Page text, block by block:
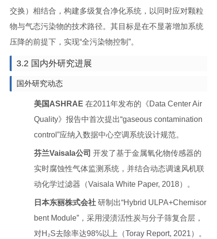
交换）相结合，构建多级复合净化系统，以同时应对颗粒
物与气态污染物的技术路径。其目标是在不显著增加系统
压降的前提下，实现“全污染物控制”。
3.2 国内外研究进展
国外研究动态
美国ASHRAE 在2011年发布的《Data Center Air
Quality》报告中首次提出“gaseous contamination
control”应纳入数据中心空调系统设计规范。
芬兰Vaisala公司 开发了基于金属氧化物传感器的
实时腐蚀性气体监测系统，并结合动态调速风机联
动化学过滤器（Vaisala White Paper, 2018）。
日本东丽株式会社 研制出“Hybrid ULPA+Chemisor
bent Module”，采用浸渍活性炭与分子筛复合层，
对H₂S去除率达98%以上（Toray Report, 2021）。